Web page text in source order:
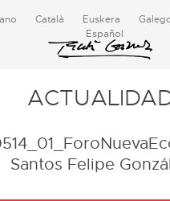
Català Euskera
Español
Santos Felipe